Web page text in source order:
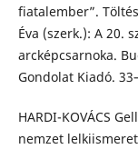
fiatalember”.
Éva (szerk.): A 20.
arcképcsarnoka.
Gondolat Kiadó.
HARDI-KOVÁCS
nemzet